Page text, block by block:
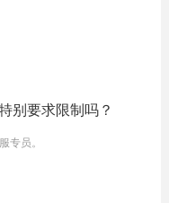
别要求限制吗？
专员。